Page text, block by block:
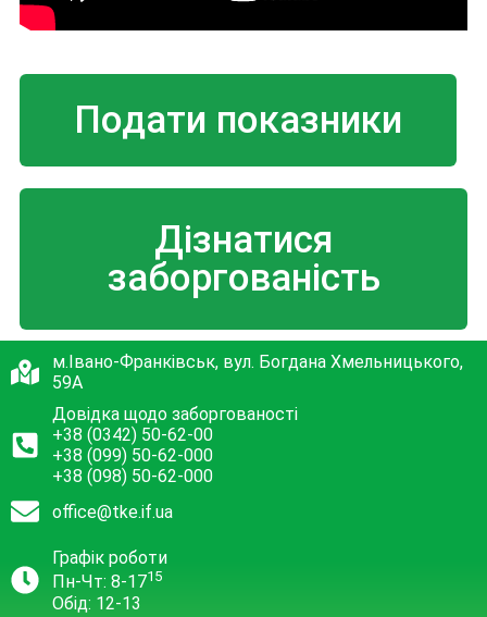
Подати показники
Дізнатися
заборгованість
м.Івано-Франківськ, вул. Богдана Хмельницького,
59А
Довідка щодо заборгованості
+38 (0342) 50-62-00
+38 (099) 50-62-000
+38 (098) 50-62-000
office@tke.if.ua
Графік роботи
Пн-Чт: 8-1715
Обід: 12-13